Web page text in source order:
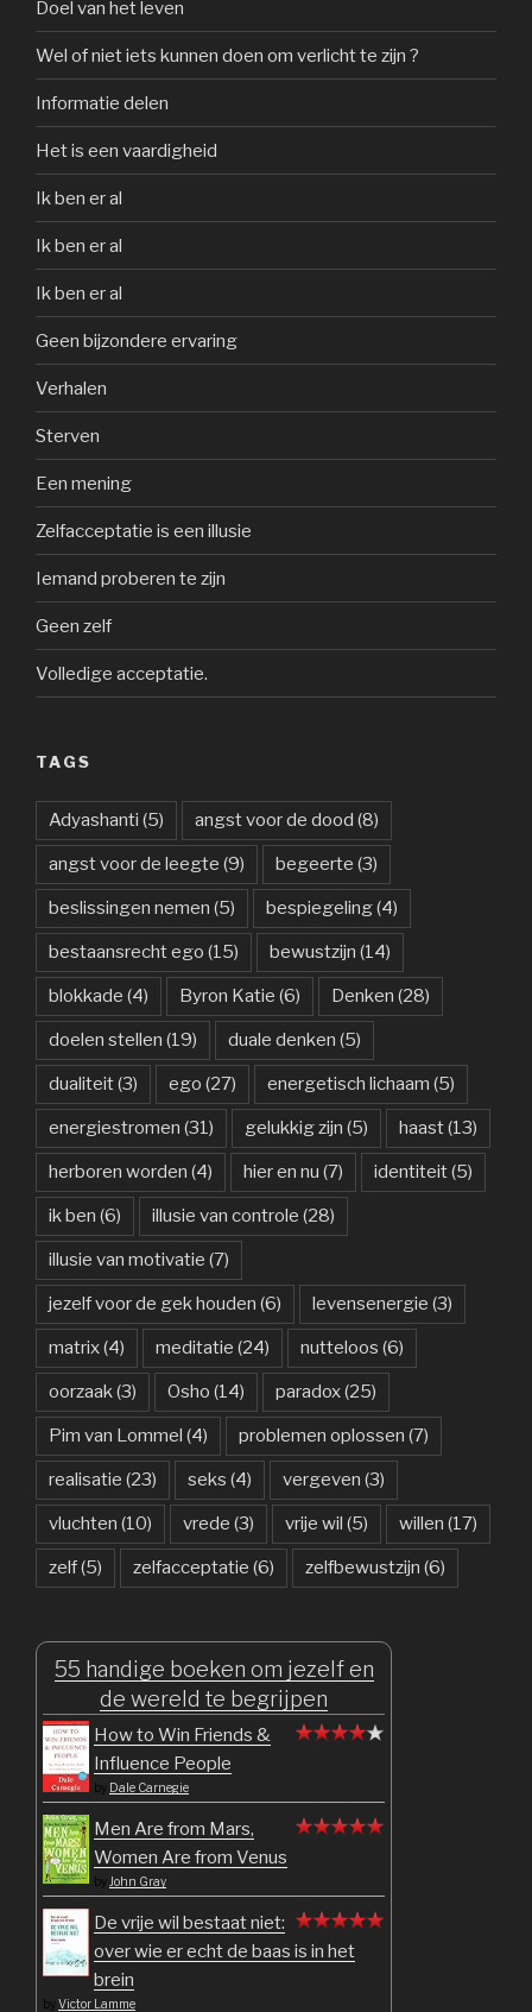
Doel van het leven
Wel of niet iets kunnen doen om verlicht te zijn ?
Informatie delen
Het is een vaardigheid
Ik ben er al
Ik ben er al
Ik ben er al
Geen bijzondere ervaring
Verhalen
Sterven
Een mening
Zelfacceptatie is een illusie
Iemand proberen te zijn
Geen zelf
Volledige acceptatie.
TAGS
Adyashanti (5) angst voor de dood (8)
angst voor de leegte (9) begeerte (3)
beslissingen nemen (5) bespiegeling(4)
bestaansrecht ego (15) bewustzijn (14)
blokkade (4) Byron Katie (6) Denken (28)
doelen stellen (19) duale denken (5)
dualiteit(3) ego (27) energetisch lichaam (5)
energiestromen (31) gelukkig zijn (5) haast(13)
herboren worden (4) hier en nu (7) identiteit(5)
ik ben (6) illusie van controle (28)
illusie van motivatie (7)
jezelf voor de gek houden (6) levensenergie (3)
matrix(4) meditatie (24) nutteloos (6)
oorzaak(3) Osho (14) paradox(25)
Pim van Lommel (4) problemen oplossen (7)
realisatie (23) seks (4) vergeven (3)
vluchten (10) vrede (3) vrije wil (5) willen (17)
zelf(5) zelfacceptatie (6) zelfbewustzijn (6)
55 handige boeken om jezelf en
de wereld te begrijpen
How to Win Friends &
Influence People
by Dale Carnegie
Men Are from Mars,
Women Are from Venus
by John Gray
De vrije wil bestaat niet:
over wie er echt de baas is in het
brein
byVictor Lamme